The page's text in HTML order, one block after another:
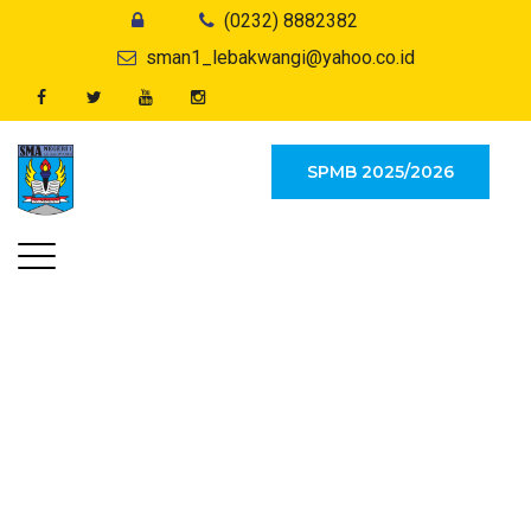
(0232) 8882382
sman1_lebakwangi@yahoo.co.id
SPMB 2025/2026